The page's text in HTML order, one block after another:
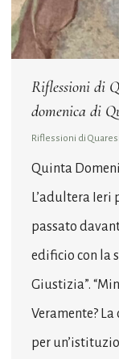
Riflessioni di
domenica di
Riflessioni di
Quinta
L’adultera Ieri
passato
edificio con la
Giustizia”.
Veramente?
per